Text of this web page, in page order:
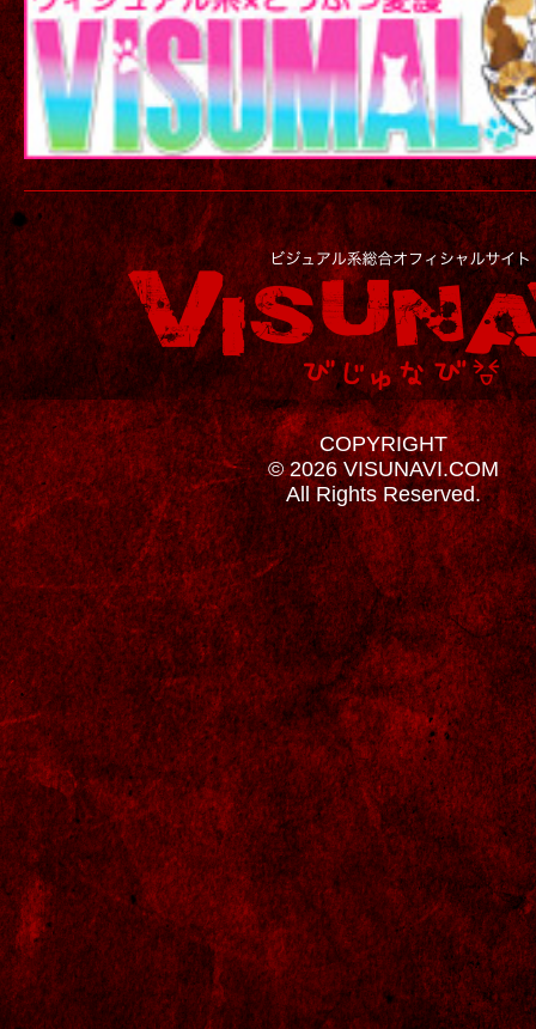
COPYRIGHT
© 2026 VISUNAVI.COM
All Rights Reserved.